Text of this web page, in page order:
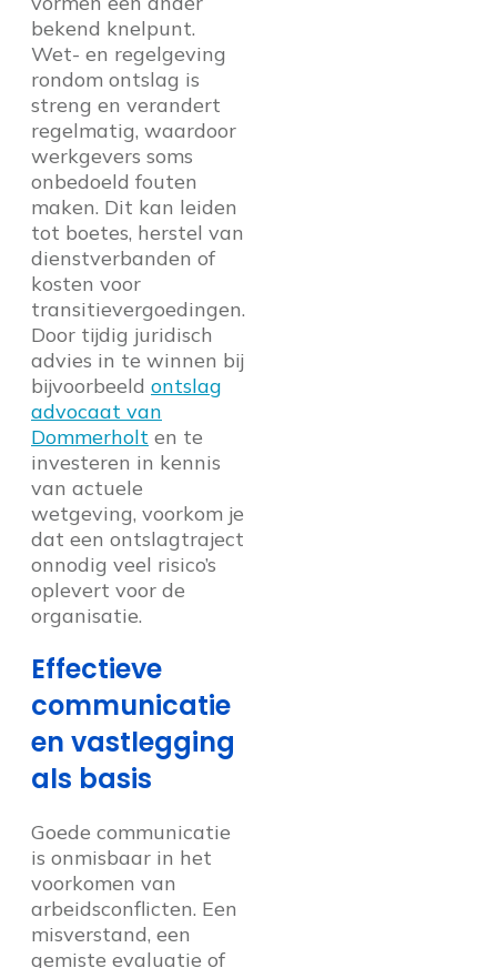
bekend knelpunt.
Wet- en regelgeving
rondom ontslag is
streng en verandert
regelmatig, waardoor
werkgevers soms
onbedoeld fouten
maken. Dit kan leiden
tot boetes, herstel van
dienstverbanden of
kosten voor
transitievergoedingen.
Door tijdig juridisch
advies in te winnen bij
bijvoorbeeld ontslag
advocaat van
Dommerholt en te
investeren in kennis
van actuele
wetgeving, voorkom je
dat een ontslagtraject
onnodig veel risico’s
oplevert voor de
organisatie.
Effectieve
communicatie
en vastlegging
als basis
Goede communicatie
is onmisbaar in het
voorkomen van
arbeidsconflicten. Een
misverstand, een
gemiste evaluatie of